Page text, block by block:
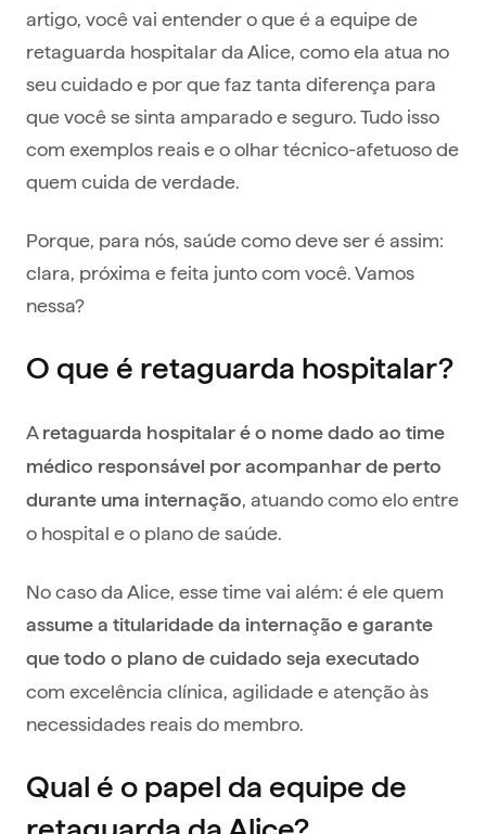
artigo, você vai entender o que é a equipe de
retaguarda hospitalar da Alice, como ela atua no
seu cuidado e por que faz tanta diferença para
que você se sinta amparado e seguro. Tudo isso
com exemplos reais e o olhar técnico-afetuoso de
quem cuida de verdade.
Porque, para nós, saúde como deve ser é assim:
clara, próxima e feita junto com você. Vamos
nessa?
O que é retaguarda hospitalar?
A retaguarda hospitalar é o nome dado ao time
médico responsável por acompanhar de perto
durante uma internação, atuando como elo entre
o hospital e o plano de saúde.
No caso da Alice, esse time vai além: é ele quem
assume a titularidade da internação e garante
que todo o plano de cuidado seja executado
com excelência clínica, agilidade e atenção às
necessidades reais do membro.
Qual é o papel da equipe de